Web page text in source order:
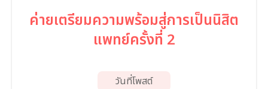
ค่ายเตรียมความพร้อมสู่การเป็นนิสิต
แพทย์ครั้งที่ 2
วันที่โพสต์